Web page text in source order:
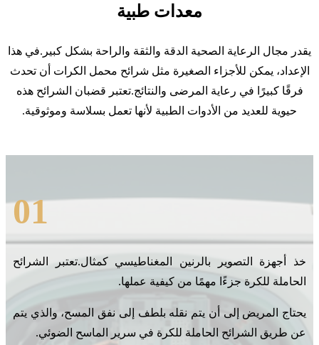
معدات طبية
يقدر مجال الرعاية الصحية الدقة والثقة والراحة بشكل كبير.في هذا
الإعداد، يمكن للأجزاء الصغيرة مثل شرائح محمل الكرات أن تحدث
فرقًا كبيرًا في رعاية المرضى والنتائج.تعتبر قضبان الشرائح هذه
حيوية للعديد من الأدوات الطبية لأنها تعمل بسلاسة وموثوقية.
01
خذ أجهزة التصوير بالرنين المغناطيسي كمثال.تعتبر الشرائح
الحاملة للكرة جزءًا مهمًا من كيفية عملها.
يحتاج المريض إلى أن يتم نقله بلطف إلى نفق المسح، والذي يتم
عن طريق الشرائح الحاملة للكرة في سرير الماسح الضوئي.